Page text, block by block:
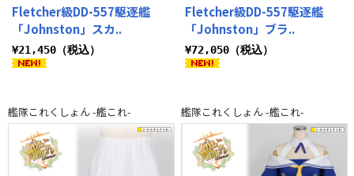
Fletcher級DD-557駆逐艦
「Johnston」スカ..
¥21,450（税込）
Fletcher級DD-557駆逐艦
「Johnston」ブラ..
¥72,050（税込）
艦隊これくしょん -艦これ- 艦隊これくしょん -艦これ-